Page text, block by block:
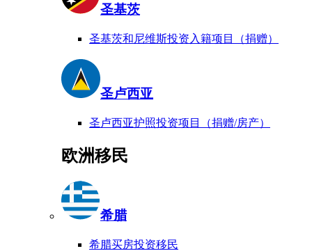
圣基茨
圣基茨和尼维斯投资入籍项目（捐赠）
圣卢西亚
圣卢西亚护照投资项目（捐赠/房产）
欧洲移民
希腊
希腊买房投资移民